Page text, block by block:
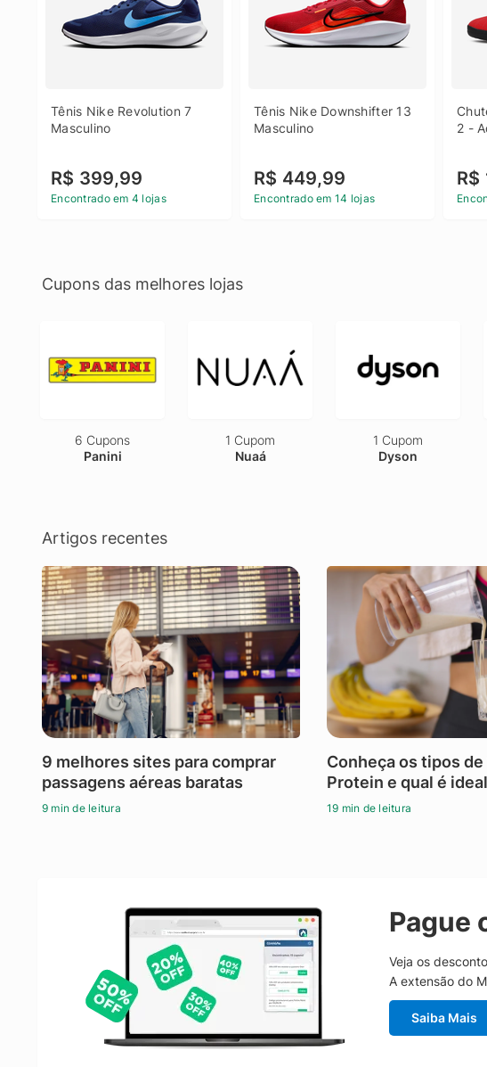
Tênis Nike Revolution 7
Masculino
R$ 399,99
Encontrado em 4 lojas
Tênis Nike Downshifter 13
Masculino
R$ 449,99
Encontrado em 14 lojas
2 -
R$
Cupons das melhores lojas
6 Cupons
Panini
1 Cupom
Nuaá
1 Cupom
Dyson
Artigos recentes
9 melhores sites para comprar
passagens aéreas baratas
9 min de leitura
Conheça os tipos
Protein e qual é
19 min de leitura
Pague
Veja os
A extensão do
Saiba Mais